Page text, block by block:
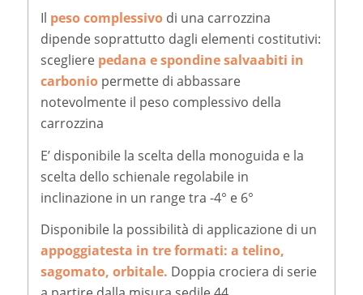
Il peso complessivodi una carrozzina
dipende soprattutto dagli elementi costitutivi:
scegliere pedana e spondine salvaabiti in
carboniopermette di abbassare
notevolmente il peso complessivo della
carrozzina
E’ disponibile la scelta della monoguida e la
scelta dello schienale regolabile in
inclinazione in un range tra -4° e 6°
Disponibile la possibilità di applicazione di un
appoggiatesta in tre formati: a telino,
sagomato, orbitale. Doppia crociera di serie